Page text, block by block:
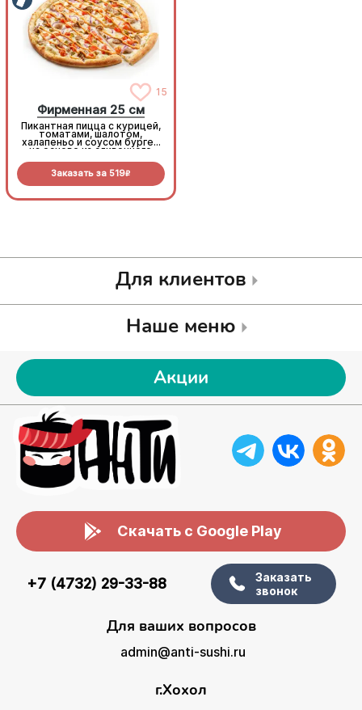
15
Фирменная 25 см
Пикантная пицца с курицей,
томатами, шалотом,
халапеньо и соусом бургер
на основе из сливочного
Заказать за 519R
Для клиентов
Наше меню
Акции
Скачать с Google Play
+7 (4732) 29-33-88
Заказать
звонок
Для ваших вопросов
admin@anti-sushi.ru
г.Хохол